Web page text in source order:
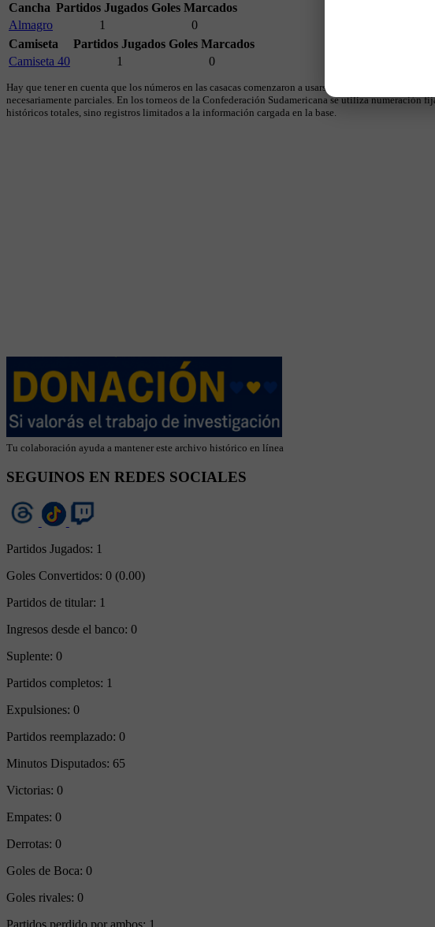
Cancha Partidos Jugados Goles Marcados
Almagro
1
0
Camiseta
Partidos Jugados Goles Marcados
Camiseta 40
1 0
Hay que tener en cuenta que los números en las casacas comenzaron a usarse en 1949 y que
necesariamente parciales. En los torneos de la Confederación Sudamericana se utiliza numeración
históricos totales, sino registros limitados a la información cargada en la base.
Tu colaboración ayuda a mantener este archivo histórico en línea
SEGUINOS EN REDES SOCIALES
Partidos Jugados: 1
Goles Convertidos: 0 (0.00)
Partidos de titular: 1
Ingresos desde el banco: 0
Suplente: 0
Partidos completos: 1
Expulsiones: 0
Partidos reemplazado: 0
Minutos Disputados: 65
Victorias: 0
Empates: 0
Derrotas: 0
Goles de Boca: 0
Goles rivales: 0
Partidos perdido por ambos: 1